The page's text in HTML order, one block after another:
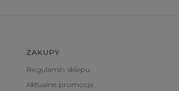
ZAKUPY
Regulamin sklepu
Aktualne promocje